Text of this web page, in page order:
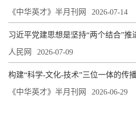
《中华英才》半月刊网 2026-07-14
习近平党建思想是坚持“两个结合”推
人民网 2026-07-09
构建“科学-文化-技术”三位一体的传
《中华英才》半月刊网 2026-06-29